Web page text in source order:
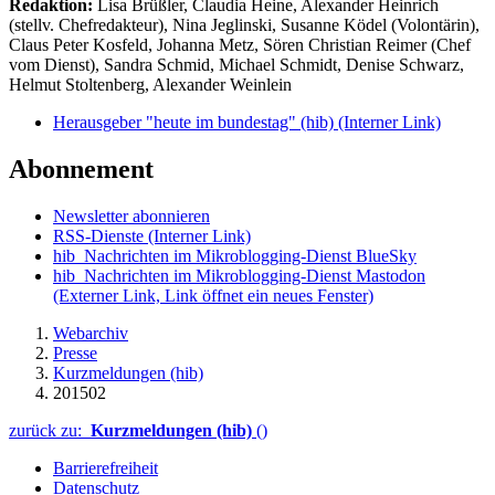
Redaktion:
Lisa Brüßler, Claudia Heine, Alexander Heinrich
(stellv. Chefredakteur), Nina Jeglinski, Susanne Ködel (Volontärin),
Claus Peter Kosfeld, Johanna Metz, Sören Christian Reimer (Chef
vom Dienst), Sandra Schmid, Michael Schmidt, Denise Schwarz,
Helmut Stoltenberg, Alexander Weinlein
Herausgeber "heute im bundestag" (hib) (Interner Link)
Abonnement
Newsletter abonnieren
RSS-Dienste (Interner Link)
hib_Nachrichten im Mikroblogging-Dienst BlueSky
hib_Nachrichten im Mikroblogging-Dienst Mastodon
(Externer Link, Link öffnet ein neues Fenster)
Webarchiv
Presse
Kurzmeldungen (hib)
201502
zurück zu: Kurzmeldungen (hib) ()
Barrierefreiheit
Datenschutz